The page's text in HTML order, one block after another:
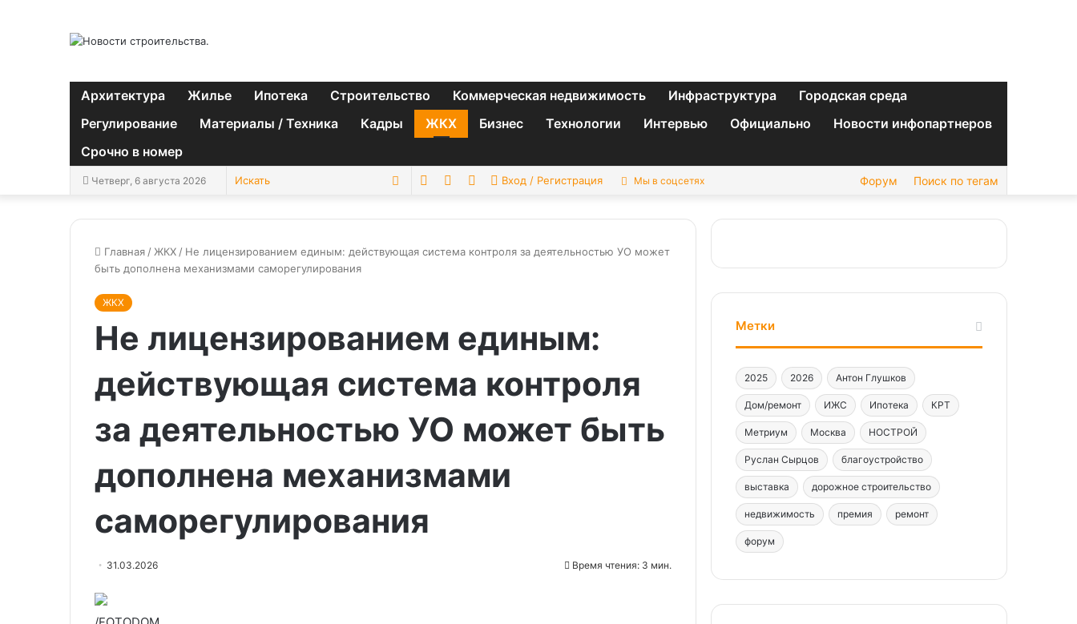
Архитектура Жилье Ипотека Строительство Коммерческая недвижимость Инфраструктура
Городская среда
Регулирование
Материалы / Техника Кадры ЖКХ Бизнес Технологии Интервью Официально
Новости инфопартнеров
Срочно в номер
Четверг, 6 августа 2026 Искать SwitchSidebarСлучайная
Вход / Регистрация Мы в соцсетях Форум Поиск по тегам
Главная / ЖКХ / Не лицензированием единым: действующая система контроля за деятельностью УО может
быть дополнена механизмами саморегулирования
ЖКХ
Не лицензированием единым:
действующая система контроля
за деятельностью УО может быть
дополнена механизмами
саморегулирования
31.03.2026 Время чтения: 3 мин.
Метки
2025 2026 Антон Глушков
Дом/ремонт ИЖС Ипотека КРТ
Метриум Москва НОСТРОЙ
Руслан Сырцов благоустройство
выставка дорожное строительство
недвижимость премия ремонт
форум